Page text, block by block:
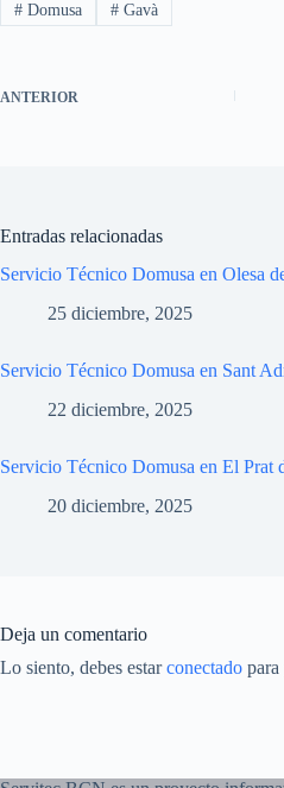
#Domusa #Gavà
ANTERIOR
Entradas relacionadas
Servicio Técnico Domusa en Olesa
25 diciembre, 2025
Servicio Técnico Domusa en Sant
22 diciembre, 2025
Servicio Técnico Domusa en El Prat
20 diciembre, 2025
Deja un comentario
Lo siento, debes estarconectado